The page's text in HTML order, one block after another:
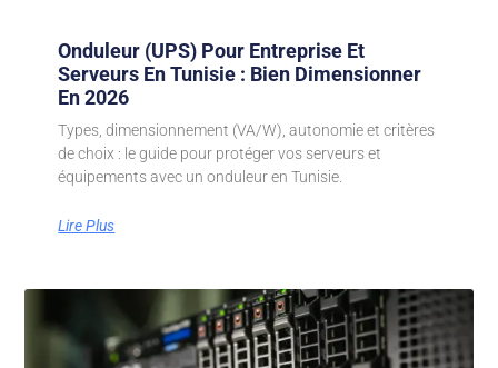
Onduleur (UPS) Pour Entreprise Et
Serveurs En Tunisie : Bien Dimensionner
En 2026
Types, dimensionnement (VA/W), autonomie et critères
de choix : le guide pour protéger vos serveurs et
équipements avec un onduleur en Tunisie.
Lire Plus